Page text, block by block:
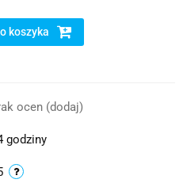
koszyka
ocen (dodaj)
godziny